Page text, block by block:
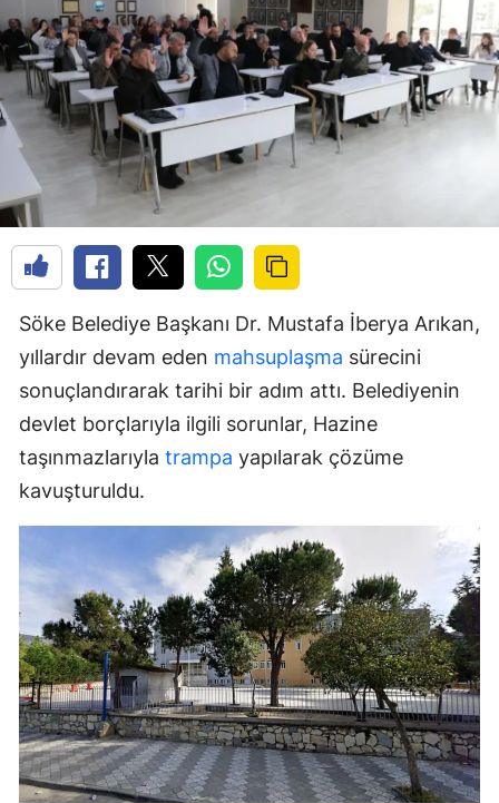
Söke Belediye Başkanı Dr. Mustafa İberya Arıkan,
yıllardır devam eden mahsuplaşma sürecini
sonuçlandırarak tarihi bir adım attı. Belediyenin
devlet borçlarıyla ilgili sorunlar, Hazine
taşınmazlarıyla trampa yapılarak çözüme
kavuşturuldu.